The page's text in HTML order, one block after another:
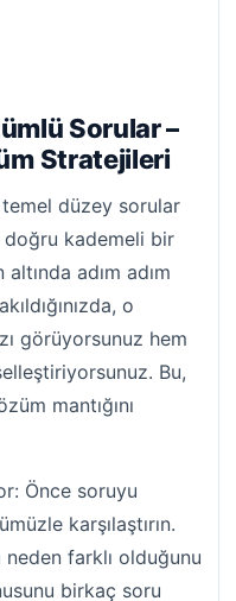
Sorular –
Stratejileri
temel düzey sorular
doğru kademeli bir
adım adım
o
görüyorsunuz hem
Bu,
mantığını
Önce soruyu
karşılaştırın.
neden farklı olduğunu
birkaç soru